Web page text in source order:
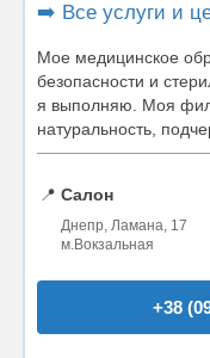
➡️ Все услуги и
Мое медицинское
безопасности и
я выполняю. Моя
натуральность,
📍 Салон
Днепр, Ламана, 17
м.Вокзальная
+38